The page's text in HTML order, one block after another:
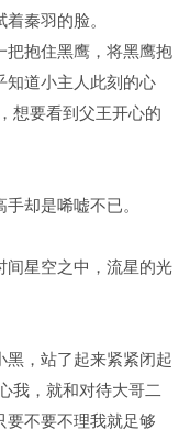
秦羽的脸。
抱住黑鹰，将黑鹰抱
知道小主人此刻的心
想要看到父王开心的
却是唏嘘不已。
星空之中，流星的光
，站了起来紧紧闭起
我，就和对待大哥二
要不要不理我就足够